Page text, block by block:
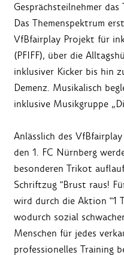
Gesprächsteilnehmer
Das Themenspektrum
VfBfairplay Projekt für
(PFIFF), über die
inklusiver Kicker bis hin
Demenz. Musikalisch
inklusive Musikgruppe
Anlässlich des
den 1. FC Nürnberg
besonderen Trikot
Schriftzug "Brust raus!
wird durch die Aktion "1
wodurch sozial
Menschen für jedes
professionelles Training